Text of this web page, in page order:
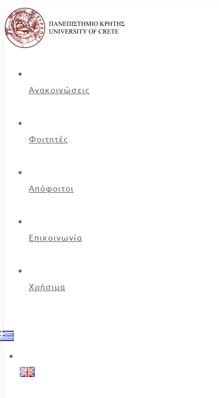
Ανακοινώσεις
Φοιτητές
Απόφοιτοι
Επικοινωνία
Χρήσιμα